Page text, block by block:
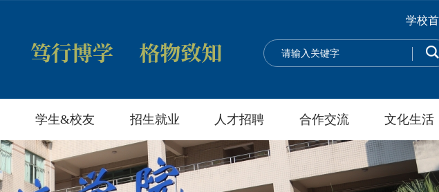
学校
学生&校友 招生就业 人才招聘 合作交流 文化生活